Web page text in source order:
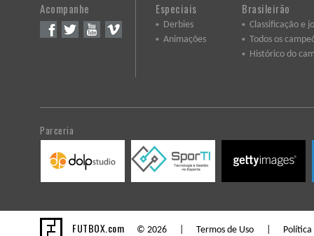
Acompanhe Especiais
Derbies
Animações
Brasileirão
Classificação e
Todos os
Histórico do
Parceria
FUTBOX.com © 2026 | Termos de Uso Política